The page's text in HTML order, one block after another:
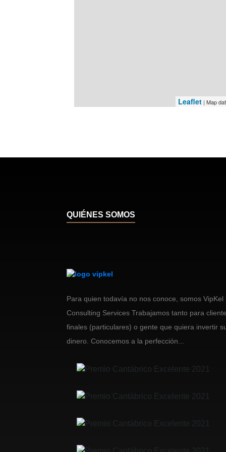
Leaflet | Map
QUIÉNES SOMOS
Para quien todavía no nos conoce, somos VipKel
Consulting Services Trabajamos tanto para
finales (particulares) o gente que quiera invertir
dinero. Conocemos a la perfección...